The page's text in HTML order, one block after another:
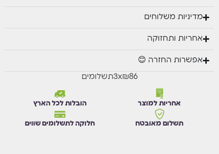
מדיניות משלוחים
אחריות ותחזוקה
אפשרות החזרה 😊
₪86
x
3תשלומים
אחריות למוצר הובלות לכל הארץ
תשלום מאובטח חלוקה לתשלומים שווים